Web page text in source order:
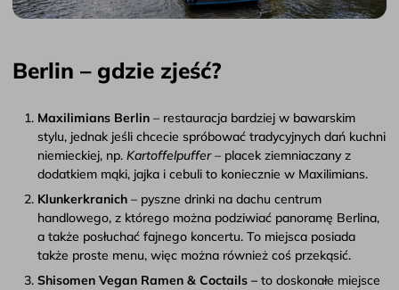
Berlin – gdzie zjeść?
Maxilimians Berlin – restauracja bardziej w bawarskim
stylu, jednak jeśli chcecie spróbować tradycyjnych dań kuchni
niemieckiej, np. Kartoffelpuffer– placek ziemniaczany z
dodatkiem mąki, jajka i cebuli to koniecznie w Maxilimians.
Klunkerkranich – pyszne drinki na dachu centrum
handlowego, z którego można podziwiać panoramę Berlina,
a także posłuchać fajnego koncertu. To miejsca posiada
także proste menu, więc można również coś przekąsić.
Shisomen Vegan Ramen & Coctails – to doskonałe miejsce